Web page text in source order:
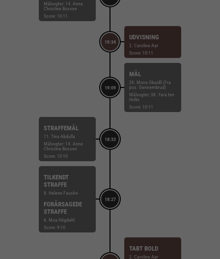
Målvogter: 14. Anne
Christine Bossen
Score: 10-11
19:34
UDVISNING
2. Caroline Aar
Score: 10-11
19:09
MÅL
26. Mona Obaidli (Fra
pos. Gennembrud)
Målvogter: 38. Yara ten
Holte
Score: 10-11
18:33
STRAFFEMÅL
11. Tina Abdulla
Målvogter: 14. Anne
Christine Bossen
Score: 10-10
18:27
TILKENDT
STRAFFE
8. Helene Fauske
FORÅRSAGEDE
STRAFFE
6. Moa Högdahl
Score: 9-10
TABT BOLD
2. Caroline Aar